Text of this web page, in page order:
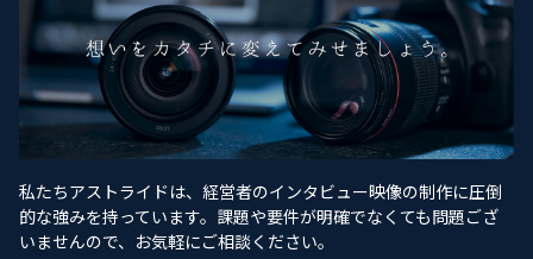
私たちアストライドは、経営者のインタビュー映像の制作に圧倒
的な強みを持っています。課題や要件が明確でなくても問題ござ
いませんので、お気軽にご相談ください。